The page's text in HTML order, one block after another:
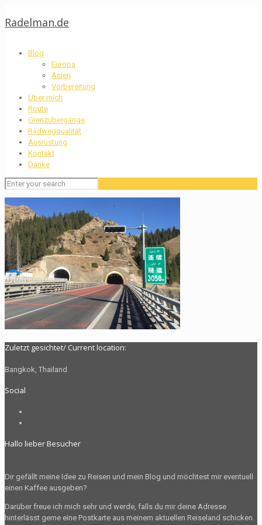
Radelman.de
Blog
Europa
Asien
Vorbereitung
Über mich
Route
Grenzübergänge
Radwegqualität
Ausrüstung
Kontakt
Danke
Zuletzt gesichtet/ Current location:
Bangkok, Thailand
Social
auf
radelman.t
anzeigen
Hallo lieber Besucher
Dir gefällt meine Idee zu Reisen und mein Blog und möchtest mir eventuell
einen Kaffee ausgeben?
Darüber freue ich mich sehr und werde, falls du mir deine Adresse
hinterlässt gerne eine Postkarte aus meinem aktuellen Reiseland schicken.